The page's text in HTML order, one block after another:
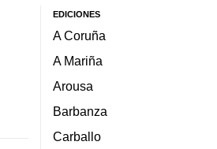
EDICIONES
A Coruña
A Mariña
Arousa
Barbanza
Carballo